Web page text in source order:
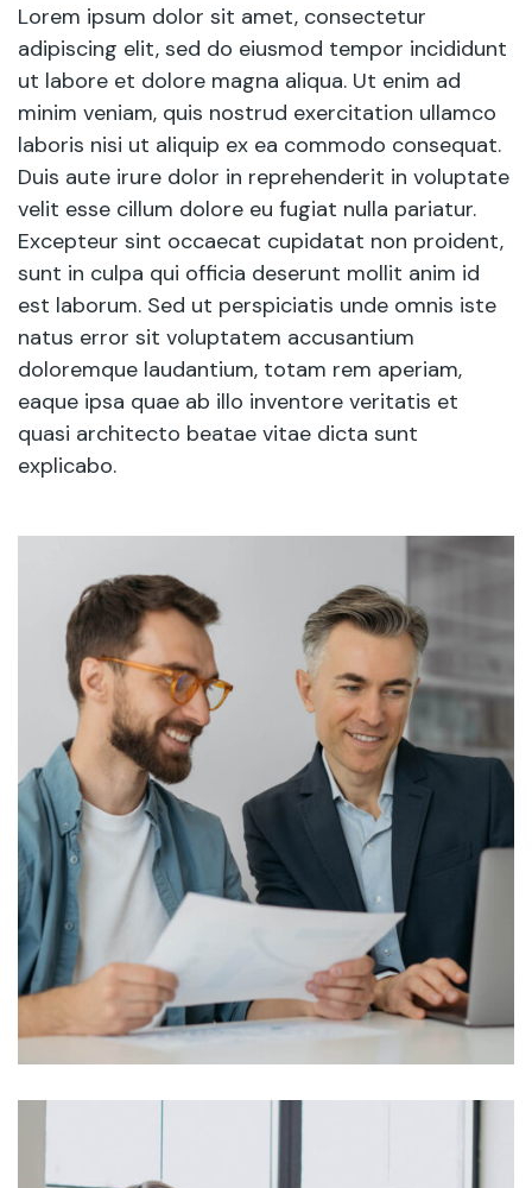
Lorem ipsum dolor sit amet, consectetur
adipiscing elit, sed do eiusmod tempor incididunt
ut labore et dolore magna aliqua. Ut enim ad
minim veniam, quis nostrud exercitation ullamco
laboris nisi ut aliquip ex ea commodo consequat.
Duis aute irure dolor in reprehenderit in voluptate
velit esse cillum dolore eu fugiat nulla pariatur.
Excepteur sint occaecat cupidatat non proident,
sunt in culpa qui officia deserunt mollit anim id
est laborum. Sed ut perspiciatis unde omnis iste
natus error sit voluptatem accusantium
doloremque laudantium, totam rem aperiam,
eaque ipsa quae ab illo inventore veritatis et
quasi architecto beatae vitae dicta sunt
explicabo.